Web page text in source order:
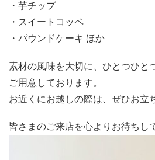
・芋チップ
・スイートコッペ
・パウンドケーキ ほか
素材の風味を大切に、ひとつひと
ご用意しております。
お近くにお越しの際は、ぜひお立
皆さまのご来店を心よりお待ちし